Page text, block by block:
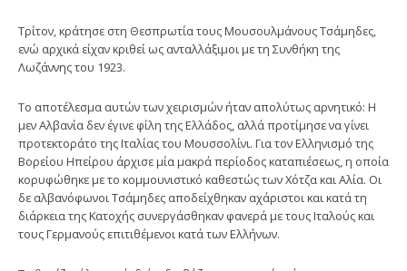
Τρίτον, κράτησε στη Θεσπρωτία τους Μουσουλμάνους Τσάμηδες,
ενώ αρχικά είχαν κριθεί ως ανταλλάξιμοι με τη Συνθήκη της
Λωζάννης του 1923.
Το αποτέλεσμα αυτών των χειρισμών ήταν απολύτως αρνητικό: Η
μεν Αλβανία δεν έγινε φίλη της Ελλάδος, αλλά προτίμησε να γίνει
προτεκτοράτο της Ιταλίας του Μουσσολίνι. Για τον Ελληνισμό της
Βορείου Ηπείρου άρχισε μία μακρά περίοδος καταπιέσεως, η οποία
κορυφώθηκε με το κομμουνιστικό καθεστώς των Χότζα και Αλία. Οι
δε αλβανόφωνοι Τσάμηδες αποδείχθηκαν αχάριστοι και κατά τη
διάρκεια της Κατοχής συνεργάσθηκαν φανερά με τους Ιταλούς και
τους Γερμανούς επιτιθέμενοι κατά των Ελλήνων.